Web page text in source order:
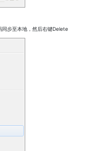
同步至本地，然后右键Delete